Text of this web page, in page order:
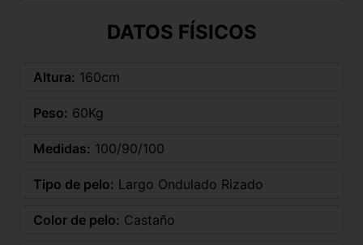
DATOS FÍSICOS
Altura: 160cm
Peso: 60Kg
Medidas: 100/90/100
Tipo de pelo: Largo Ondulado Rizado
Color de pelo: Castaño